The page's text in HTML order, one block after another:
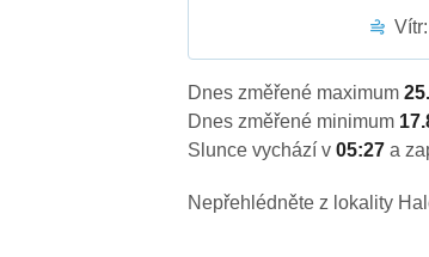
Vítr:
Dnes změřené maximum
Dnes změřené minimum
Slunce vychází v05:27a
Nepřehlédněte z lokality